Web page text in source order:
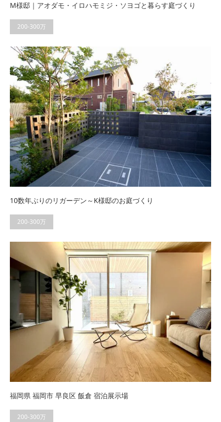
M様邸｜アオダモ・イロハモミジ・ソヨゴと暮らす庭づくり
200-300万
10数年ぶりのリガーデン～K様邸のお庭づくり
200-300万
福岡県 福岡市 早良区 飯倉 宿泊展示場
200-300万